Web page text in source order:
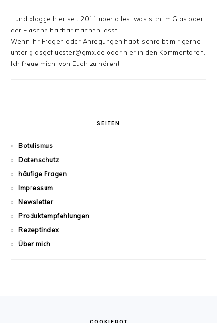
…und blogge hier seit 2011 über alles, was sich im Glas oder
der Flasche haltbar machen lässt.
Wenn Ihr Fragen oder Anregungen habt, schreibt mir gerne
unter glasgefluester@gmx.de oder hier in den Kommentaren.
Ich freue mich, von Euch zu hören!
SEITEN
Botulismus
Datenschutz
häufige Fragen
Impressum
Newsletter
Produktempfehlungen
Rezeptindex
Über mich